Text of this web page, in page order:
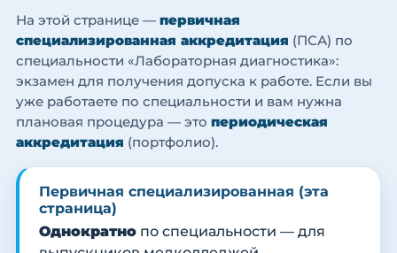
На этой странице — первичная
специализированная аккредитация (ПСА) по
специальности «Лабораторная диагностика»:
экзамен для получения допуска к работе. Если вы
уже работаете по специальности и вам нужна
плановая процедура — это периодическая
аккредитация (портфолио).
Первичная специализированная (эта
страница)
Однократно по специальности — для